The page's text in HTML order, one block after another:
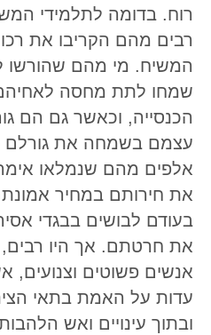
רוח. בדומה לתלמידי
רבים מהם הקריבו את
המשיח. מי מהם שהורשו
שמחו לתת מחסה לאחיהם
הכנסייה, וכאשר גם הם
עצמם בשמחה את גורלם
אלפים מהם שנמלאו
את חירותם במחיר
בעודם לבושים בבגדי
את חרטתם. אך היו רבים,
אנשים פשוטים
עדות על האמת בתאי
ובתוך עינויים ואש